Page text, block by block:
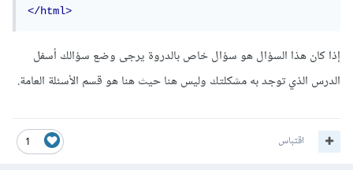
</html>
إذا كان هذا السؤال هو سؤال خاص بالدروة يرجى وضع سؤالك أسفل
الدرس الذي توجد به مشكلتك وليس هنا حيث هنا هو قسم الأسئلة العامة.
1 اقتباس